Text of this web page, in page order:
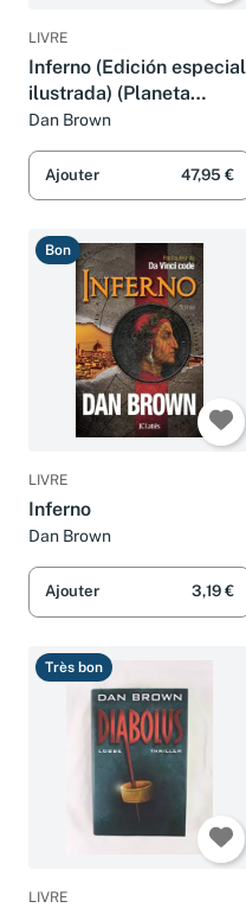
LIVRE
Inferno (Edición especial
ilustrada) (Planeta
Internacional)
Dan Brown
Ajouter 47,95 €
Bon
LIVRE
Inferno
Dan Brown
Ajouter 3,19 €
Très bon
LIVRE